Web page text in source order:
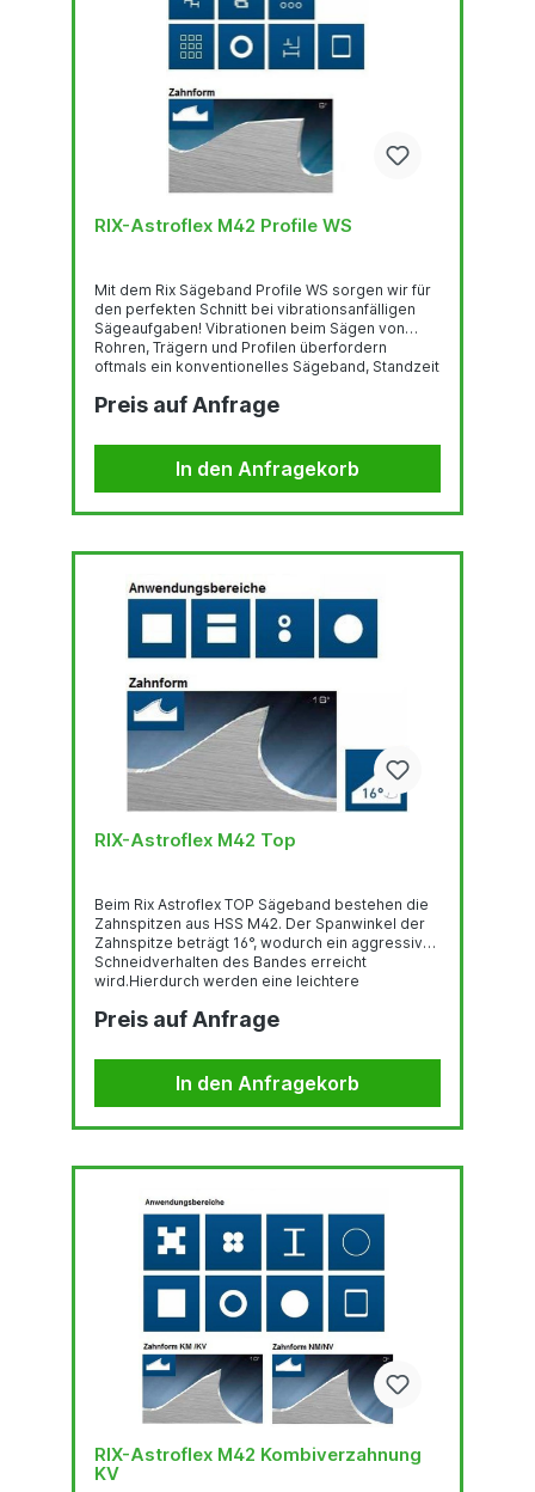
RIX-Astroflex M42 Profile WS
Mit dem Rix Sägeband Profile WS sorgen wir für
den perfekten Schnitt bei vibrationsanfälligen
Sägeaufgaben! Vibrationen beim Sägen von
Rohren, Trägern und Profilen überfordern
oftmals ein konventionelles Sägeband, Standzeit
bietet Rix mit Profile WS die perfekte Lösung an!
Das besondere Merkmal dieser
Bimetallsägebänder ist eine größere
Schränkweite. Ein breiterer Schnittkanal wird
erzeugt; dieser verhindert ein Festklemmen des
Preis auf Anfrage
In den Anfragekorb
RIX-Astroflex M42 Top
Beim Rix Astroflex TOP Sägeband bestehen die
Zahnspitzen aus HSS M42. Der Spanwinkel der
Zahnspitze beträgt 16°, wodurch ein aggressives
Schneidverhalten des Bandes erreicht
wird.Hierdurch werden eine leichtere
So ergibt sich ein ruhiger Lauf und eine hohe
Standzeit. Der TOP-Zahn hat einen positiven
Spanwinkel von 16°. Durch das aggressive
Schneidverhalten ist er geeignet zum Sägen von
hoch- und höchstlegierten Werkstoffen und NE-
Preis auf Anfrage
In den Anfragekorb
RIX-Astroflex M42 Kombiverzahnung
KV